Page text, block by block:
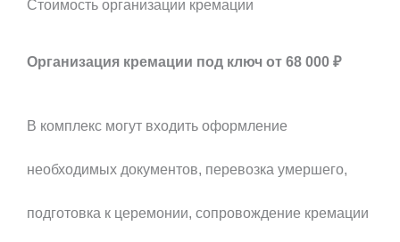
Стоимость организации кремации
Организация кремации под ключ от 68 000 ₽
В комплекс могут входить оформление
необходимых документов, перевозка умершего,
подготовка к церемонии, сопровождение кремации